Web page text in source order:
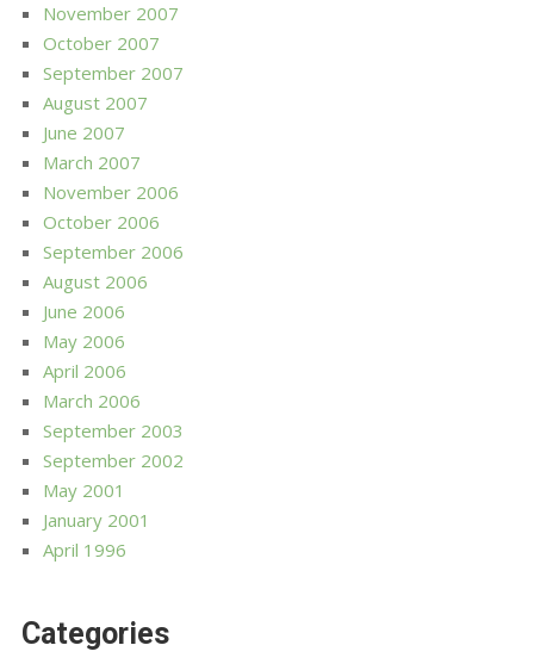
November 2007
October 2007
September 2007
August 2007
June 2007
March 2007
November 2006
October 2006
September 2006
August 2006
June 2006
May 2006
April 2006
March 2006
September 2003
September 2002
May 2001
January 2001
April 1996
Categories